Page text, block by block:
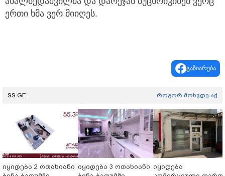
ერთი ხმა ვერ მიიღეს.
გაზიარება
SS.GE როგორ მოხვდე აქ
იყიდება 2 ოთახიანი იყიდება 3 ოთახიანი იყიდება